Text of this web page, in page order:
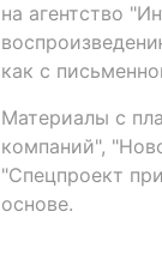
на агентство
как с
Материалы с
компаний",
"Спецпроект
основе.